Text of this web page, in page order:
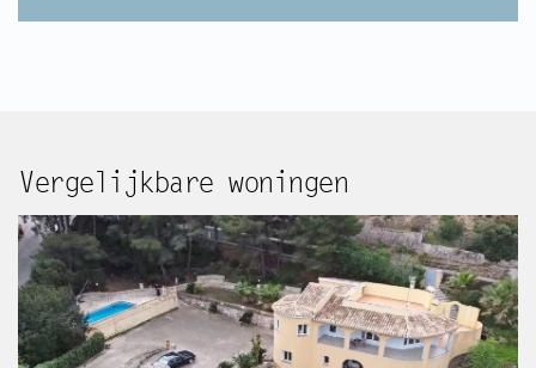
Vergelijkbare woningen